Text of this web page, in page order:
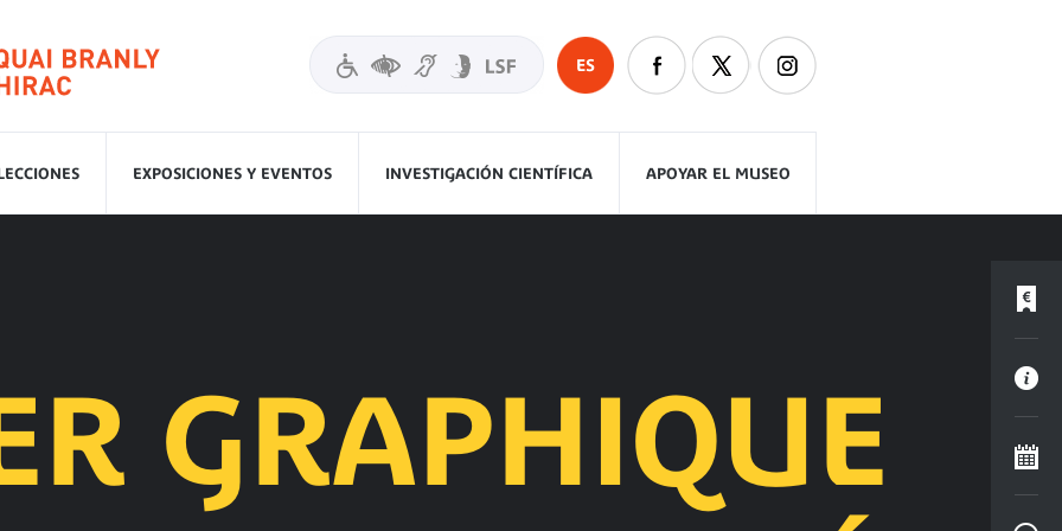
ES
EXPOSICIONES Y EVENTOS INVESTIGACIÓN CIENTÍFICA APOYAR EL MUSEO
GRAPHIQUE